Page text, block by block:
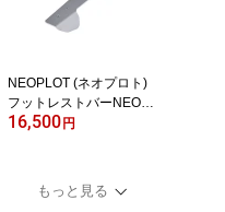
NEOPLOT (ネオプロト)
フットレストバーNEO
トヨタ GRヤリス MT車
16,500円
もっと見る